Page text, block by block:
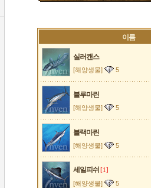
이름
실러캔스
[해양생물] 5
블루마린
[해양생물] 5
블랙마린
[해양생물] 5
세일피쉬 [1]
[해양생물] 5